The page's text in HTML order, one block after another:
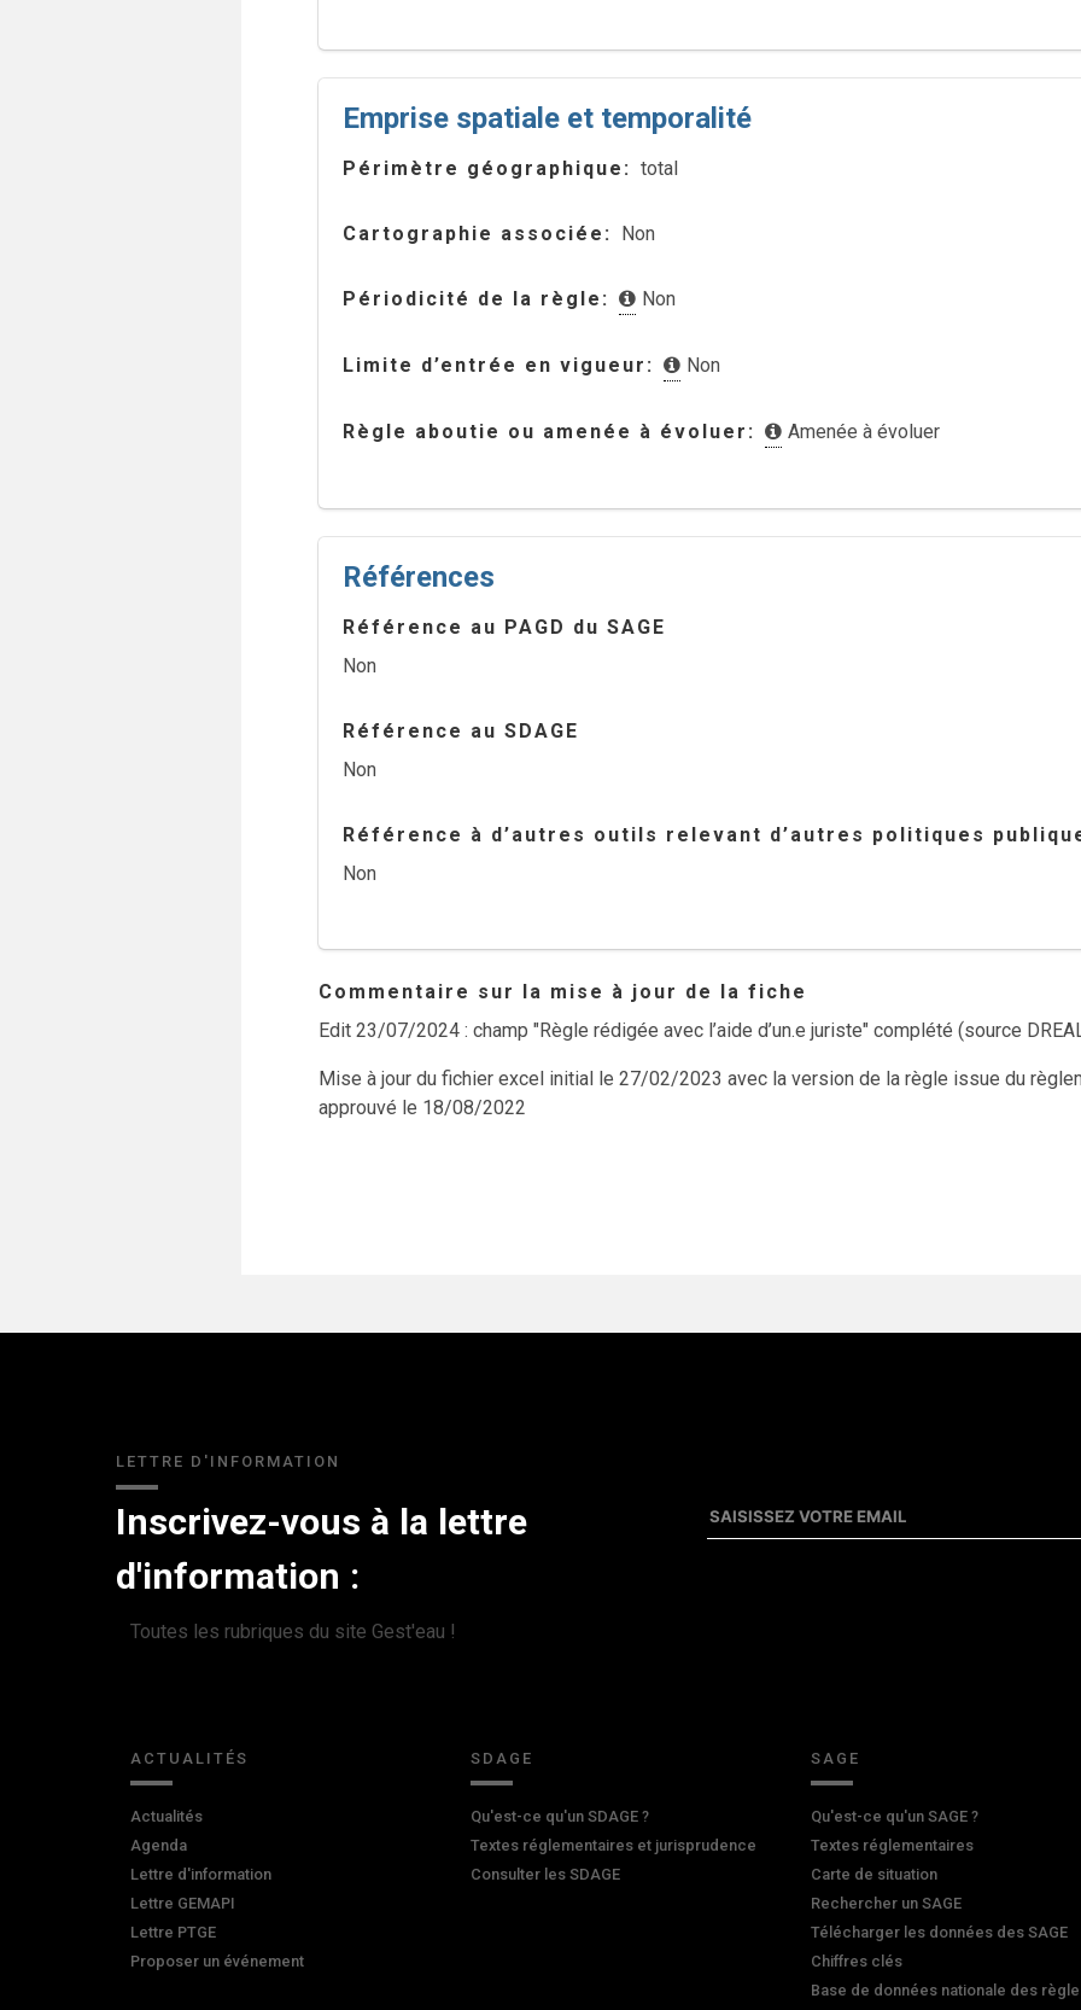
Emprise spatiale et temporalité
Périmètre géographique total
Cartographie associée Non
Périodicité de la règle Non
Limite d’entrée en vigueur Non
Règle aboutie ou amenée à évoluer Amenée à évoluer
Références
Référence au PAGD du SAGE
Non
Référence au SDAGE
Non
Référence à d’autres outils relevant d’autres politiques
Non
Commentaire sur la mise à jour de la fiche
Edit 23/07/2024 : champ "Règle rédigée avec l’aide d’un.e juriste" complété (source
Mise à jour du fichier excel initial le 27/02/2023 avec la version de la règle issue du
approuvé le 18/08/2022
LETTRE D'INFORMATION
Inscrivez-vous à la lettre
d'information :
Toutes les rubriques du site Gest'eau !
ACTUALITÉS
Actualités
Agenda
Lettre d'information
Lettre GEMAPI
Lettre PTGE
Proposer un événement
SDAGE
Qu'est-ce qu'un SDAGE ?
Textes réglementaires et jurisprudence
Consulter les SDAGE
SAGE
Qu'est-ce qu'un SAGE ?
Textes réglementaires
Carte de situation
Rechercher un SAGE
Télécharger les données des SAGE
Chiffres clés
Base de données nationale des